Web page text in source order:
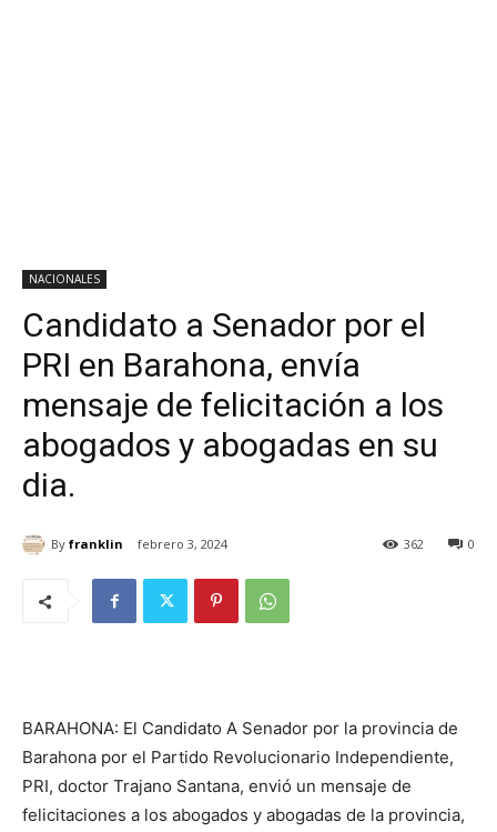
NACIONALES
Candidato a Senador por el
PRI en Barahona, envía
mensaje de felicitación a los
abogados y abogadas en su
dia.
By franklin febrero 3, 2024 0
362
BARAHONA: El Candidato A Senador por la provincia de
Barahona por el Partido Revolucionario Independiente,
PRI, doctor Trajano Santana, envió un mensaje de
felicitaciones a los abogados y abogadas de la provincia,